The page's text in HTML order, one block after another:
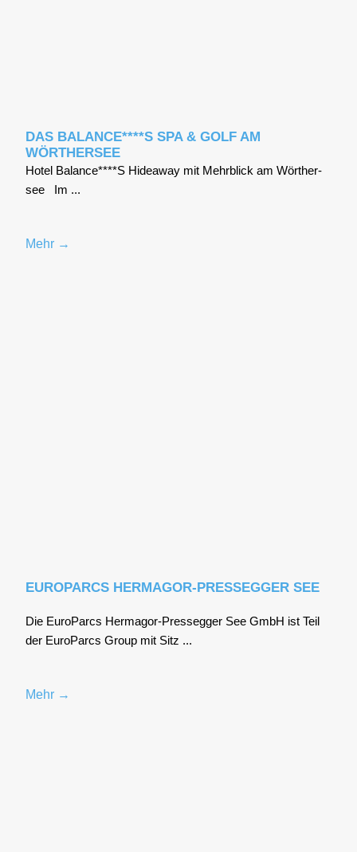
DAS BALANCE****S SPA & GOLF AM
WÖRTHERSEE
Hotel Balance****S Hidea­way mit Mehr­blick am Wör­ther­
see Im ...
Mehr →
EUROPARCS HERMAGOR-PRESSEGGER SEE
Die Euro­P­arcs Her­ma­gor-Pres­se­g­ger See GmbH ist Teil
der Euro­P­arcs Group mit Sitz ...
Mehr →